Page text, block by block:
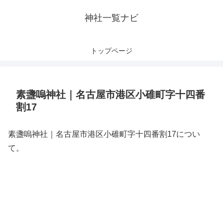
神社一覧ナビ
トップページ
素盞嗚神社｜名古屋市港区小碓町字十四番
割17
素盞嗚神社｜名古屋市港区小碓町字十四番割17につい
て。